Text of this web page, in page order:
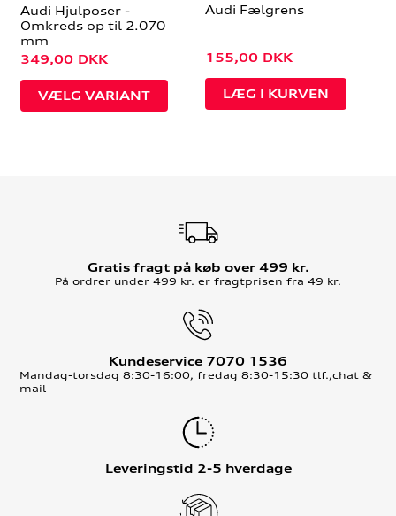
Audi Hjulposer -
Omkreds op til 2.070
mm
349,00 DKK
VÆLG VARIANT
Audi Fælgrens
155,00 DKK
Gratis fragt på køb over 499 kr.
På ordrer under 499 kr. er fragtprisen fra 49 kr.
Kundeservice 7070 1536
Mandag-torsdag 8:30-16:00, fredag 8:30-15:30 tlf.,chat &
mail
Leveringstid 2-5 hverdage